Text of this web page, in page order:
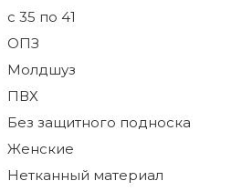
с 35 по 41
ОПЗ
Молдшуз
ПВХ
Без защитного подноска
Женские
Нетканный материал